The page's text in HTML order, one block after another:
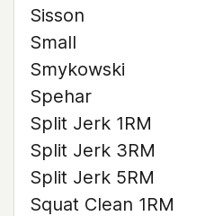
Sisson
Small
Smykowski
Spehar
Split Jerk 1RM
Split Jerk 3RM
Split Jerk 5RM
Squat Clean 1RM